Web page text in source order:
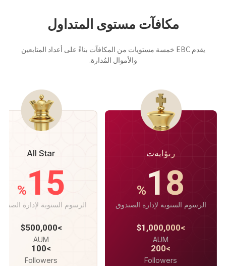
مكافآت مستوى المتداول
يقدم EBC خمسة مستويات من المكافآت بناءً على أعداد المتابعين
والأموال المُدارة.
رىۋايەت
18
%
الرسوم السنوية لإدارة الصندوق
>$1,000,000
AUM
>200
Followers
All Star
15
%
الرسوم السنوية لإدارة
>$500,000
AUM
>100
Followers